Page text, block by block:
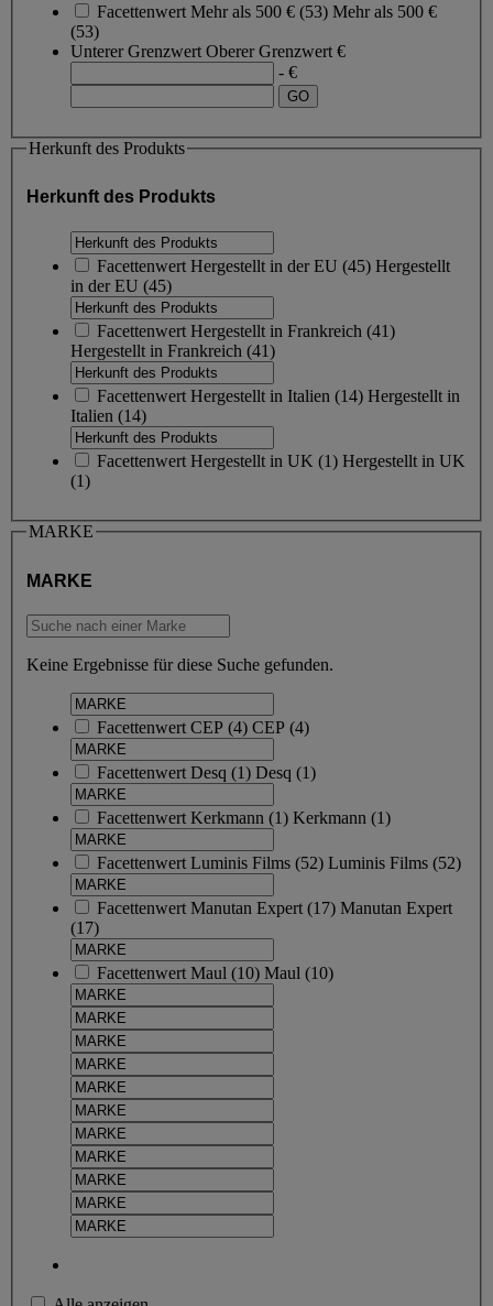
Facettenwert Mehr als 500 € (53) Mehr als 500 €
(53)
Unterer Grenzwert Oberer Grenzwert €
- €
Herkunft des Produkts
Herkunft des Produkts
Facettenwert Hergestellt in der EU (45) Hergestellt
in der EU (45)
Facettenwert Hergestellt in Frankreich (41)
Hergestellt in Frankreich (41)
Facettenwert Hergestellt in Italien (14) Hergestellt in
Italien (14)
Facettenwert Hergestellt in UK (1) Hergestellt in UK
(1)
MARKE
MARKE
Keine Ergebnisse für diese Suche gefunden.
Facettenwert CEP (4) CEP (4)
Facettenwert Desq (1) Desq (1)
Facettenwert Kerkmann (1) Kerkmann (1)
Facettenwert Luminis Films (52) Luminis Films (52)
Facettenwert Manutan Expert (17) Manutan Expert
(17)
Facettenwert Maul (10) Maul (10)